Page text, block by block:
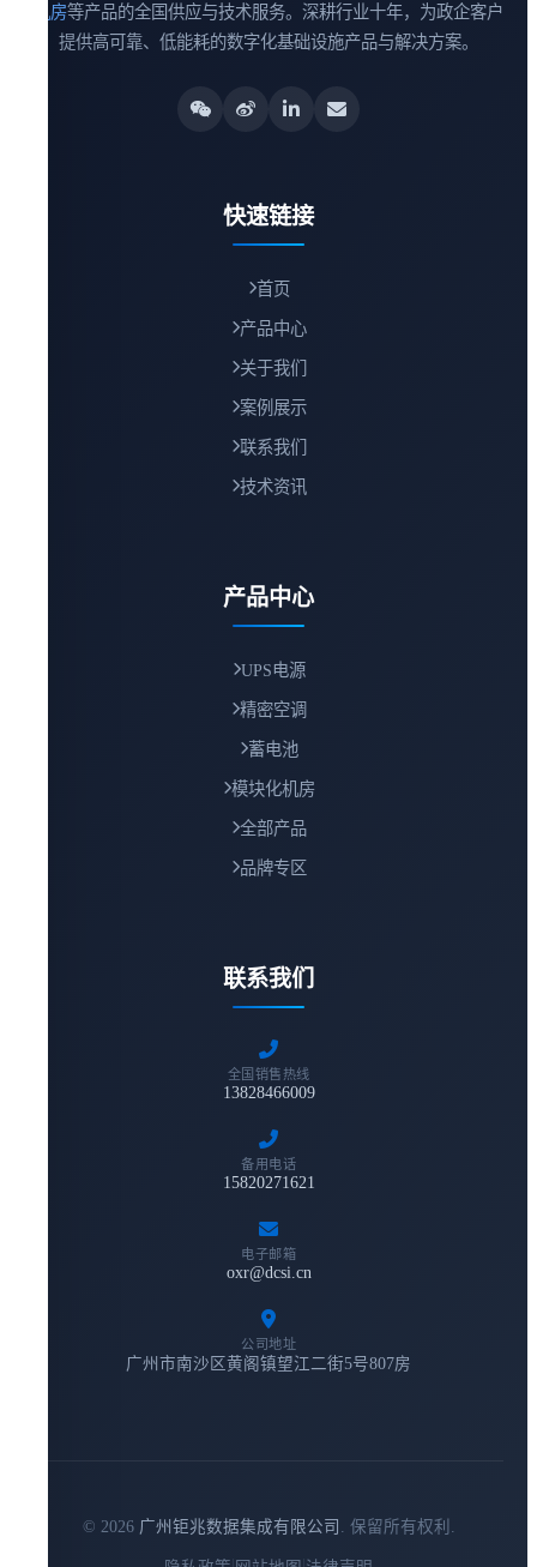
机房等产品的全国供应与技术服务。深耕行业十年，为政企客户
提供高可靠、低能耗的数字化基础设施产品与解决方案。
快速链接
首页
产品中心
关于我们
案例展示
联系我们
技术资讯
产品中心
UPS电源
精密空调
蓄电池
模块化机房
全部产品
品牌专区
联系我们
全国销售热线
13828466009
备用电话
15820271621
电子邮箱
oxr@dcsi.cn
公司地址
广州市南沙区黄阁镇望江二街5号807房
© 2026 广州钜兆数据集成有限公司 . 保留所有权利.